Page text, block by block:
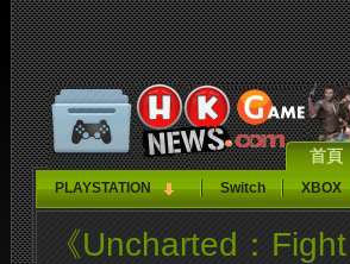
首頁
PLAYSTATION Switch XBOX
《Uncharted：